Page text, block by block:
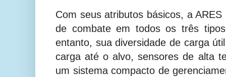
Com seus atributos básicos, a
de combate em todos os três
entanto, sua diversidade de carga
carga até o alvo, sensores de alta
um sistema compacto de